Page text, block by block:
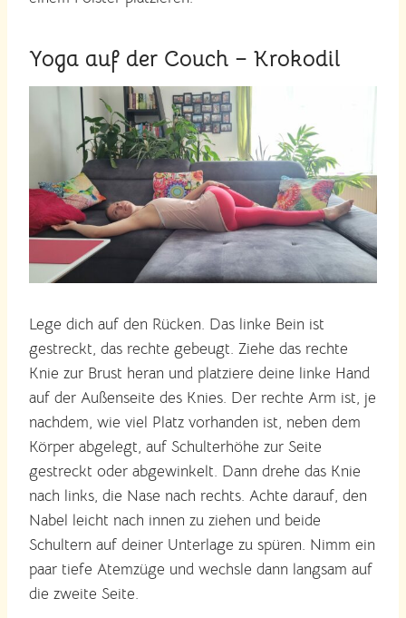
Yoga auf der Couch – Krokodil
Lege dich auf den Rücken. Das linke Bein ist
gestreckt, das rechte gebeugt. Ziehe das rechte
Knie zur Brust heran und platziere deine linke Hand
auf der Außenseite des Knies. Der rechte Arm ist, je
nachdem, wie viel Platz vorhanden ist, neben dem
Körper abgelegt, auf Schulterhöhe zur Seite
gestreckt oder abgewinkelt. Dann drehe das Knie
nach links, die Nase nach rechts. Achte darauf, den
Nabel leicht nach innen zu ziehen und beide
Schultern auf deiner Unterlage zu spüren. Nimm ein
paar tiefe Atemzüge und wechsle dann langsam auf
die zweite Seite.